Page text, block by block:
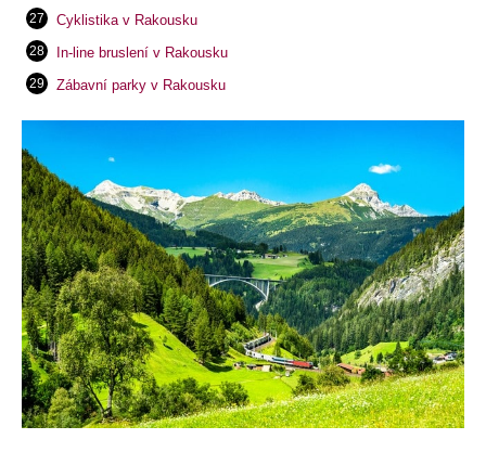
Cyklistika v Rakousku
In-line bruslení v Rakousku
Zábavní parky v Rakousku